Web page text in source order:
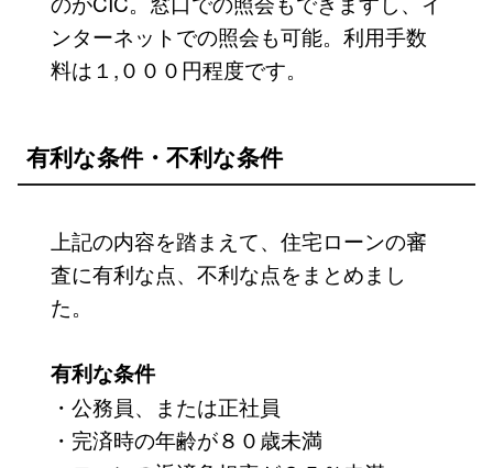
ンターネットでの照会も可能。利用手数
料は１,０００円程度です。
有利な条件・不利な条件
上記の内容を踏まえて、住宅ローンの審
査に有利な点、不利な点をまとめまし
た。
有利な条件
・公務員、または正社員
・完済時の年齢が８０歳未満